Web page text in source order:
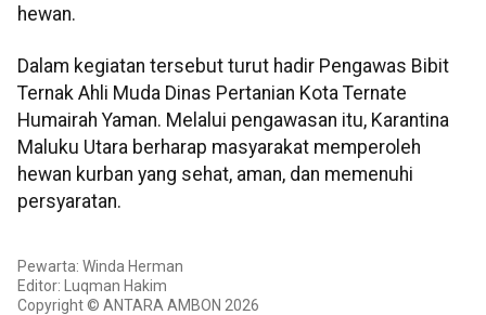
hewan.
Dalam kegiatan tersebut turut hadir Pengawas Bibit
Ternak Ahli Muda Dinas Pertanian Kota Ternate
Humairah Yaman. Melalui pengawasan itu, Karantina
Maluku Utara berharap masyarakat memperoleh
hewan kurban yang sehat, aman, dan memenuhi
persyaratan.
Pewarta: Winda Herman
Editor: Luqman Hakim
Copyright © ANTARA AMBON 2026